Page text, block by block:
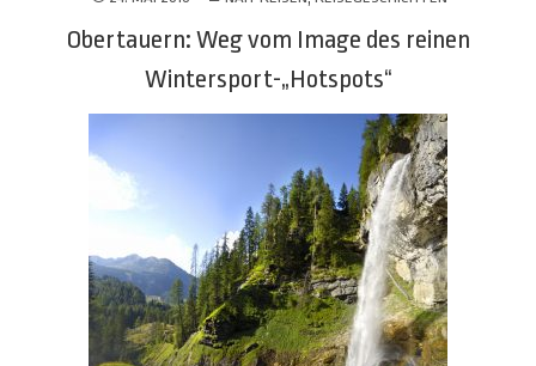
Obertauern: Weg vom Image des reinen
Wintersport-„Hotspots“